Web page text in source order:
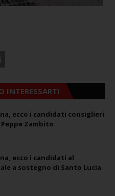
INTERESSARTI
ecco i candidati consiglieri
Zambito
ecco i candidati al
a sostegno di Santo Lucia